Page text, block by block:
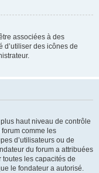
associées à des
d’utiliser des icônes de
haut niveau de contrôle
comme les
d’utilisateurs ou de
du forum a attribuées
les capacités de
le fondateur a autorisé.